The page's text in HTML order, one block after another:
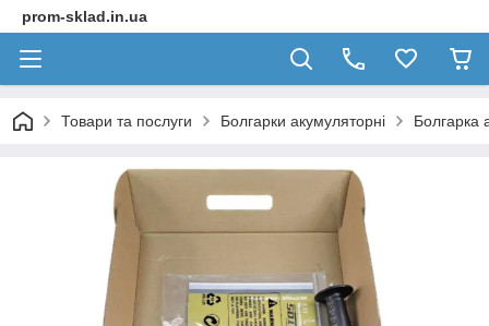
prom-sklad.in.ua
Товари та послуги Болгарки акумуляторні Болгарка